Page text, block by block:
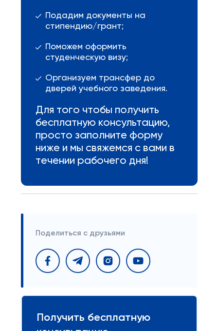
Подадим документы на
стипендию/грант;
Поможем оформить
студенческую визу;
Организуем трансфер до
дверей учебного заведения.
Для того чтобы получить
бесплатную консультацию,
просто заполните форму
ниже и мы свяжемся с вами в
течении рабочего дня!
Поделиться с друзьями
Получить бесплатную